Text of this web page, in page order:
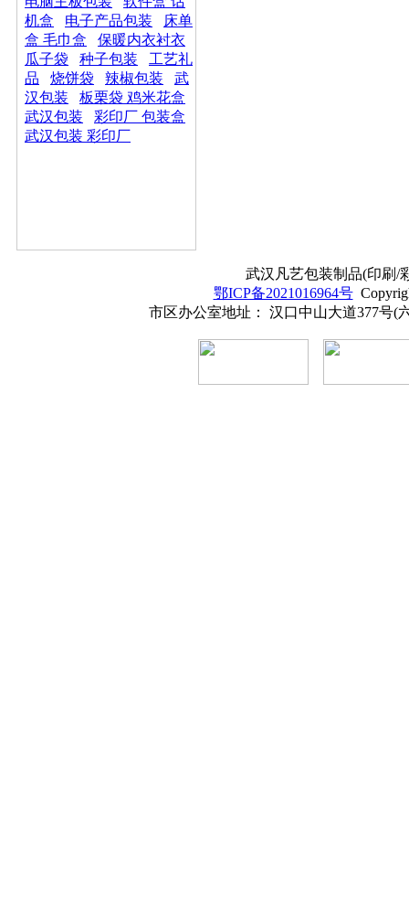
机盒
电子产品包装
床单
盒 毛巾盒
保暖内衣衬衣
瓜子袋
种子包装
工艺礼
品
烧饼袋 辣椒包装
武
汉包装
板栗袋 鸡米花盒
武汉包装
彩印厂 包装盒
武汉包装 彩印厂
武汉凡艺包装制品(印刷/
鄂ICP备2021016964号
市区办公室地址： 汉口中山大道377号